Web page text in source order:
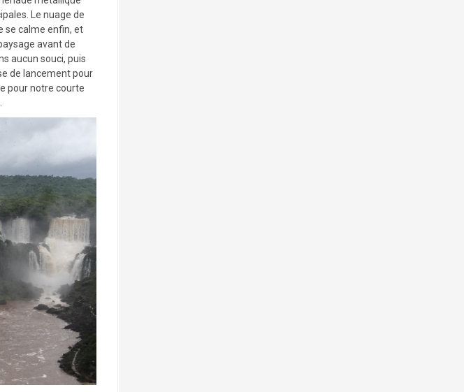
Le nuage de
se calme enfin, et
avant de
aucun souci, puis
de lancement pour
pour notre courte